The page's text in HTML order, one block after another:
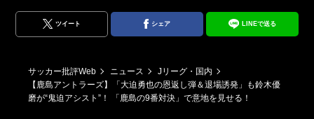
ツイート シェア LINEで送る
サッカー批評Web ニュース
Jリーグ・国内
【鹿島アントラーズ】「大迫勇也の恩返し弾＆退場誘発」も鈴木優
磨が“鬼迫アシスト”！ 「鹿島の9番対決」で意地を見せる！